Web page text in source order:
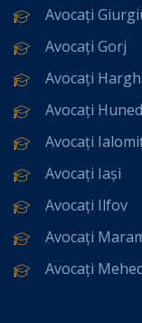
Avocați
Avocați Gorj
Avocați
Avocați
Avocați
Avocați Iași
Avocați Ilfov
Avocați
Avocați